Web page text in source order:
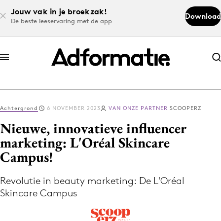
Jouw vak in je broekzak!
De beste leeservaring met de app
Download
Abonneer nu
Abonneer nu
Log in
Volg het laatste nieuws via de Adformatie
Nieuws app
Achtergrond 6 NOVEMBER 2023 VAN ONZE PARTNER SCOOPERZ
Nieuwe, innovatieve influencer
marketing: L'Oréal Skincare
Campus!
Revolutie in beauty marketing: De L'Oréal
Skincare Campus